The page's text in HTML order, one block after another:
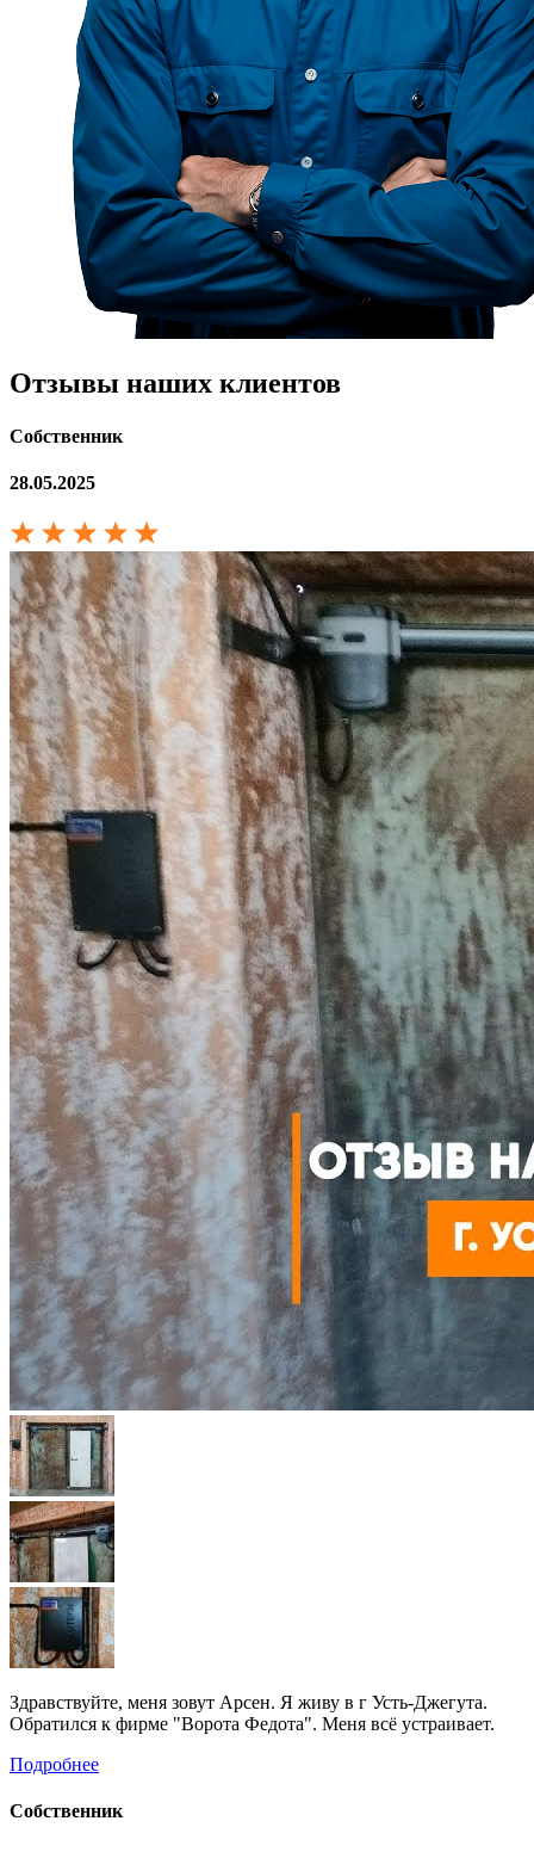
Отзывы наших клиентов
Собственник
28.05.2025
Здравствуйте, меня зовут Арсен. Я живу в г Усть-Джегута.
Обратился к фирме "Ворота Федота". Меня всё устраивает.
Подробнее
Собственник